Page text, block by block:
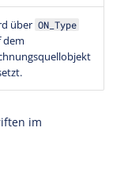
über ON_Type
dem
im